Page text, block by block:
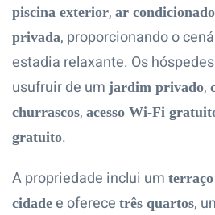
piscina exterior, ar condicionado
privada, proporcionando o
estadia relaxante. Os
usufruir de um jardim privado,
churrascos, acesso Wi-Fi
gratuito.
A propriedade inclui um
cidade e oferece três quartos,